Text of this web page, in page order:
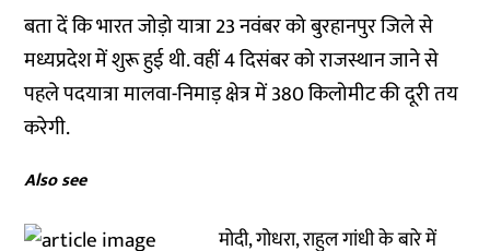
बता दें कि भारत जोड़ो यात्रा 23 नवंबर को बुरहानपुर जिले से
मध्यप्रदेश में शुरू हुई थी. वहीं 4 दिसंबर को राजस्थान जाने से
पहले पदयात्रा मालवा-निमाड़ क्षेत्र में 380 किलोमीट की दूरी तय
करेगी.
Also see
मोदी, गोधरा, राहुल गांधी के बारे में